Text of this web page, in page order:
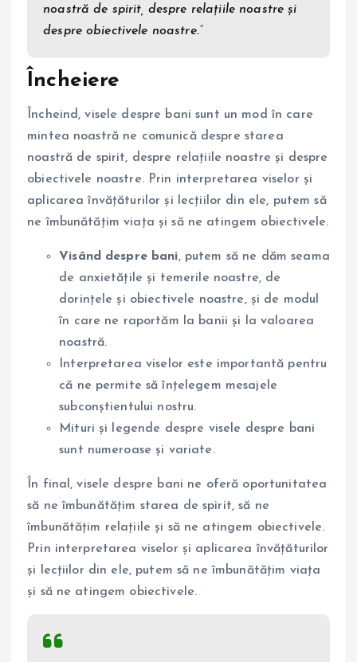
noastră de spirit, despre relațiile noastre și
despre obiectivele noastre.”
Încheiere
Încheind, visele despre bani sunt un mod în care
mintea noastră ne comunică despre starea
noastră de spirit, despre relațiile noastre și despre
obiectivele noastre. Prin interpretarea viselor și
aplicarea învățăturilor și lecțiilor din ele, putem să
ne îmbunătățim viața și să ne atingem obiectivele.
Visând despre bani, putem să ne dăm seama
de anxietățile și temerile noastre, de
dorințele și obiectivele noastre, și de modul
în care ne raportăm la banii și la valoarea
noastră.
Interpretarea viselor este importantă pentru
că ne permite să înțelegem mesajele
subconștientului nostru.
Mituri și legende despre visele despre bani
sunt numeroase și variate.
În final, visele despre bani ne oferă oportunitatea
să ne îmbunătățim starea de spirit, să ne
îmbunătățim relațiile și să ne atingem obiectivele.
Prin interpretarea viselor și aplicarea învățăturilor
și lecțiilor din ele, putem să ne îmbunătățim viața
și să ne atingem obiectivele.